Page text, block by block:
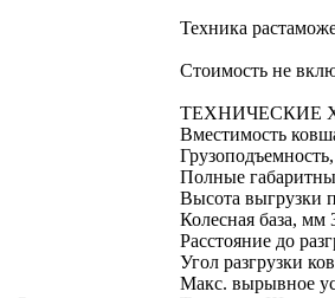
Техника
Стоимость не
ТЕХНИЧЕСКИЕ
Вместимость
Полные
Высота выгрузки
Колесная база, мм
Расстояние до
Угол разгрузки
Макс. вырывное